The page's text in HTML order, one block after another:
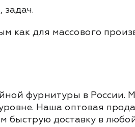
как для массового
фурнитуры в России.
Наша оптовая
быструю доставку в